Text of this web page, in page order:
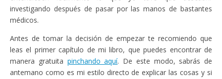
investigando después de pasar por las manos de bastantes
médicos.
Antes de tomar la decisión de empezar te recomiendo que
leas el primer capítulo de mi libro, que puedes encontrar de
manera gratuita pinchando aquí. De este modo, sabrás de
antemano como es mi estilo directo de explicar las cosas y si